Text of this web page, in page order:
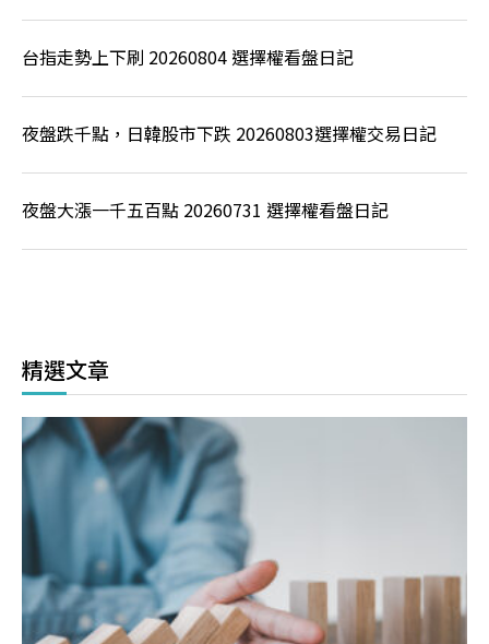
台指走勢上下刷 20260804 選擇權看盤日記
夜盤跌千點，日韓股市下跌 20260803選擇權交易日記
夜盤大漲一千五百點 20260731 選擇權看盤日記
精選文章